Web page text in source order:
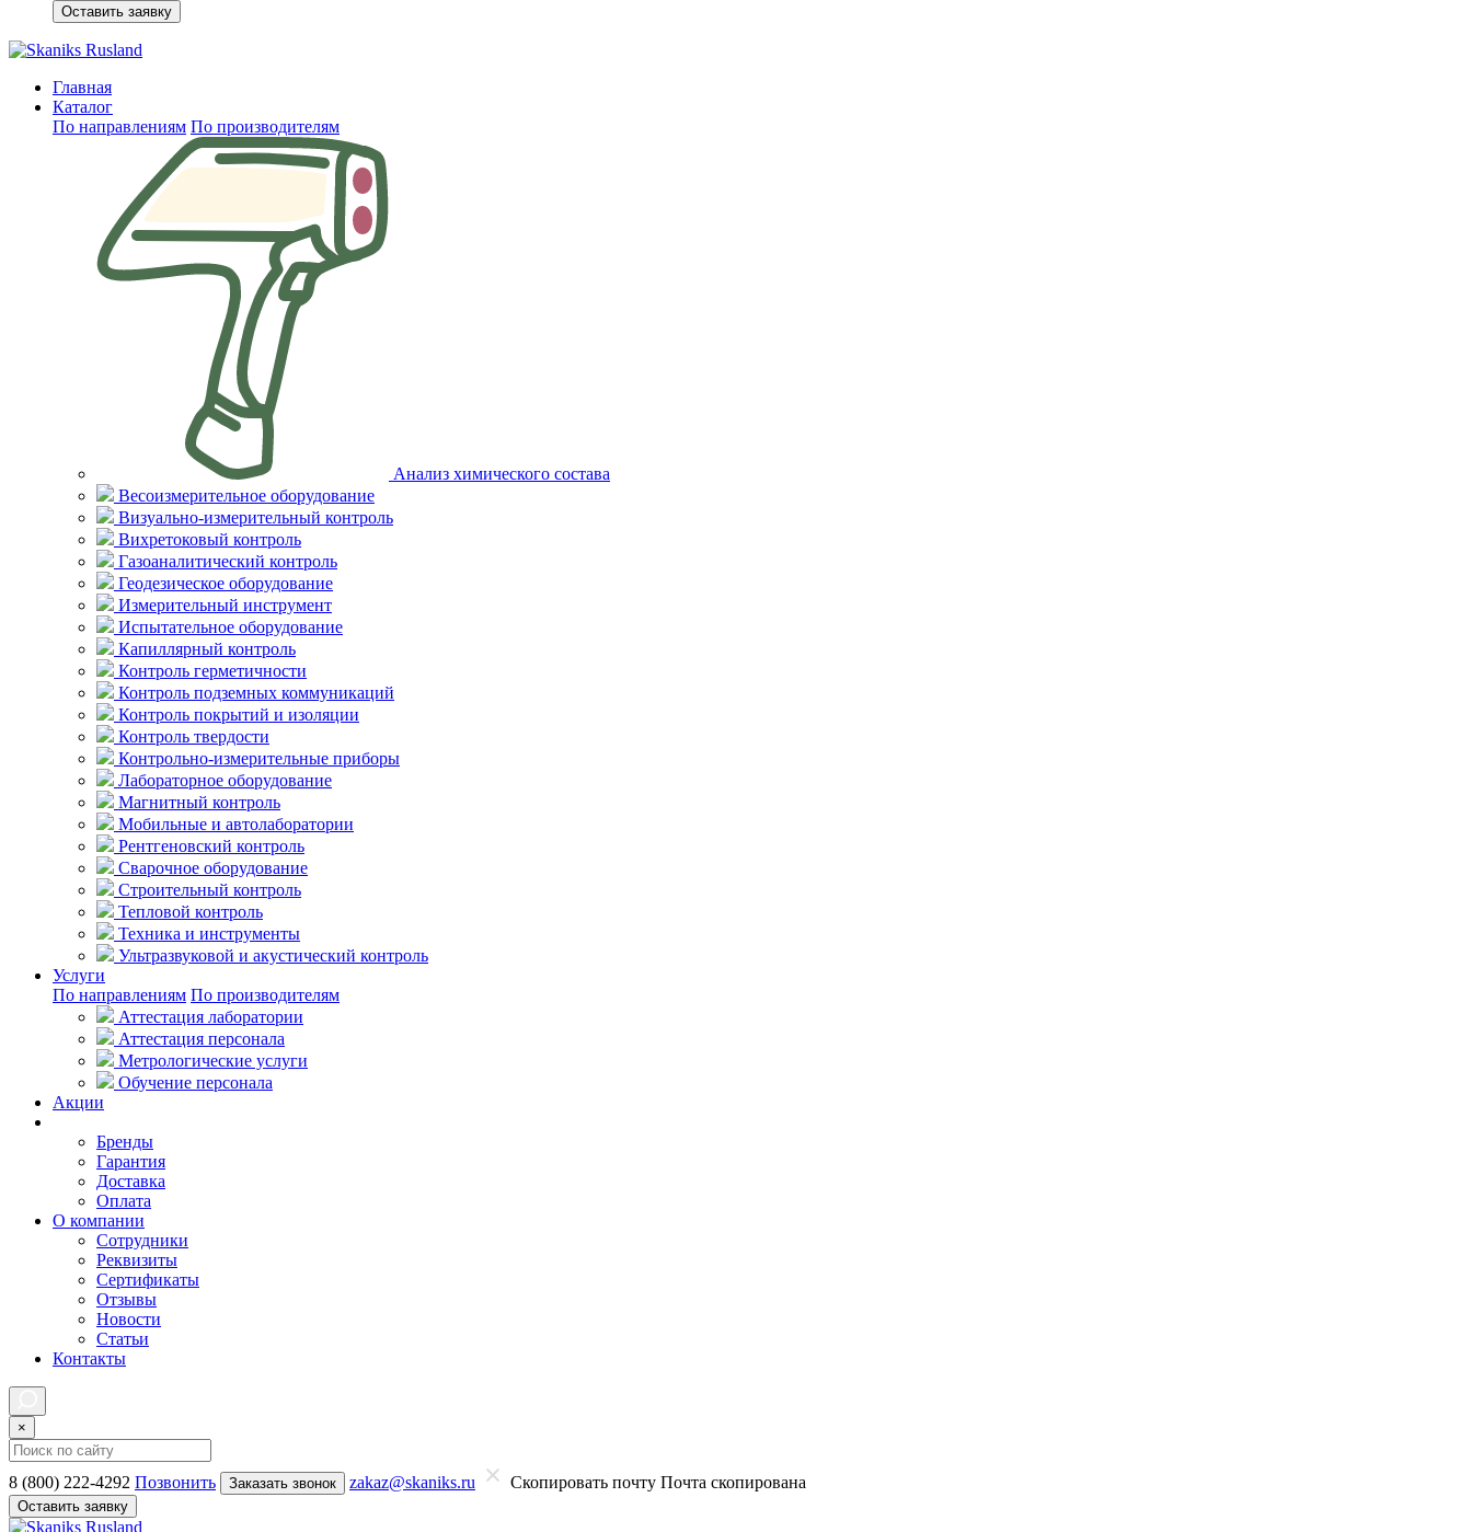
Оставить заявку
Главная
Каталог
По направлениям По производителям
Анализ химического состава
Весоизмерительное оборудование
Визуально-измерительный контроль
Вихретоковый контроль
Газоаналитический контроль
Геодезическое оборудование
Измерительный инструмент
Испытательное оборудование
Капиллярный контроль
Контроль герметичности
Контроль подземных коммуникаций
Контроль покрытий и изоляции
Контроль твердости
Контрольно-измерительные приборы
Лабораторное оборудование
Магнитный контроль
Мобильные и автолаборатории
Рентгеновский контроль
Сварочное оборудование
Строительный контроль
Тепловой контроль
Техника и инструменты
Ультразвуковой и акустический контроль
Услуги
По направлениям По производителям
Аттестация лаборатории
Аттестация персонала
Метрологические услуги
Обучение персонала
Акции
Бренды
Гарантия
Доставка
Оплата
О компании
Сотрудники
Реквизиты
Сертификаты
Отзывы
Новости
Статьи
Контакты
×
8 (800) 222-4292 Позвонить Заказать звонок zakaz@skaniks.ru Скопировать почту Почта скопирована
Оставить заявку